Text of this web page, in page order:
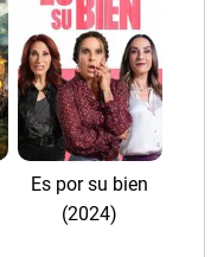
Es por su bien
(2024)